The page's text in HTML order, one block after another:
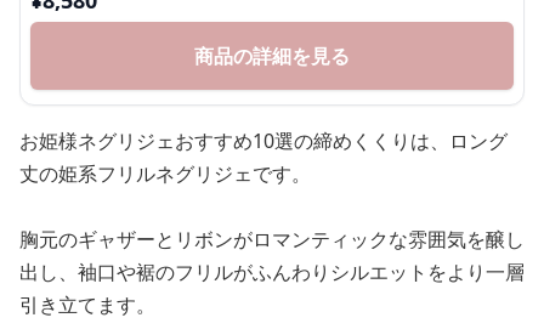
商品の詳細を見る
お姫様ネグリジェおすすめ10選の締めくくりは、ロング
丈の姫系フリルネグリジェです。
胸元のギャザーとリボンがロマンティックな雰囲気を醸し
出し、袖口や裾のフリルがふんわりシルエットをより一層
引き立てます。